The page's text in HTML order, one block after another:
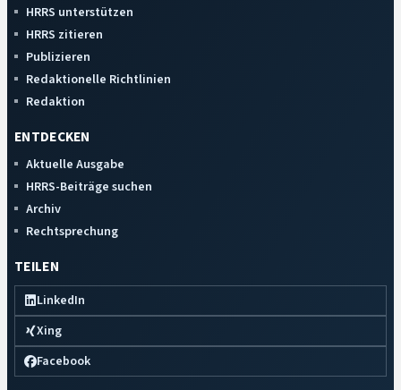
HRRS unterstützen
HRRS zitieren
Publizieren
Redaktionelle Richtlinien
Redaktion
ENTDECKEN
Aktuelle Ausgabe
HRRS-Beiträge suchen
Archiv
Rechtsprechung
TEILEN
LinkedIn
Xing
Facebook